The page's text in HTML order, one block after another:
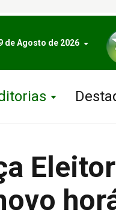
de Agosto de 2026